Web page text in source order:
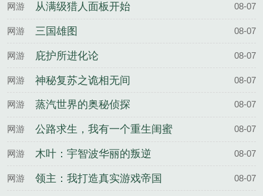
网游 从满级猎人面板开始 08-07
网游 三国雄图 08-07
网游 庇护所进化论 08-07
网游 神秘复苏之诡相无间 08-07
网游 蒸汽世界的奥秘侦探 08-07
网游 公路求生，我有一个重生闺蜜 08-07
网游 木叶：宇智波华丽的叛逆 08-07
网游 领主：我打造真实游戏帝国 08-07